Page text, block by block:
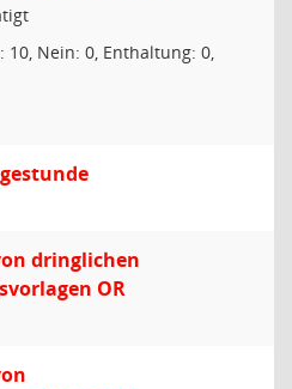
10, Nein: 0, Enthaltung: 0,
dringlichen
OR